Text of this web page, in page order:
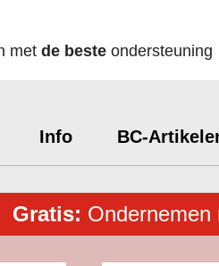
met de beste ondersteuning
Info BC-
Gratis: Ondernemen